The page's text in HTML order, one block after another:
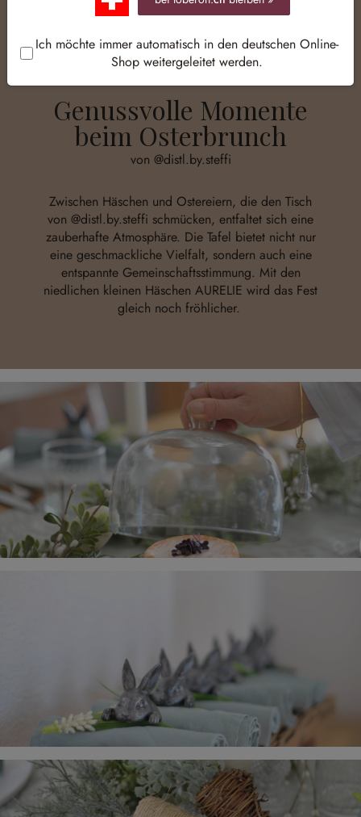
Genussvolle Momente
beim Osterbrunch
von @distl.by.steffi
Zwischen Häschen und Ostereiern, die den Tisch
von @distl.by.steffi schmücken, entfaltet sich eine
zauberhafte Atmosphäre. Die Tafel bietet nicht nur
eine geschmackliche Vielfalt, sondern auch eine
entspannte Gemeinschaftsstimmung. Mit den
niedlichen kleinen Häschen AURELIE wird das Fest
gleich noch fröhlicher.
Ich möchte immer automatisch in den deutschen Online-
Shop weitergeleitet werden.